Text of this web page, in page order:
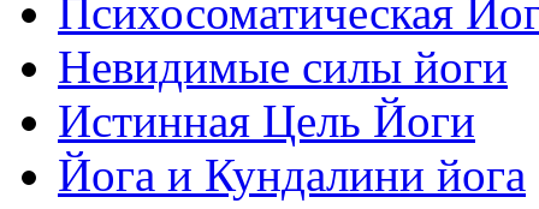
Психосоматическая
Невидимые силы йоги
Истинная Цель Йоги
Йога и Кундалини йога